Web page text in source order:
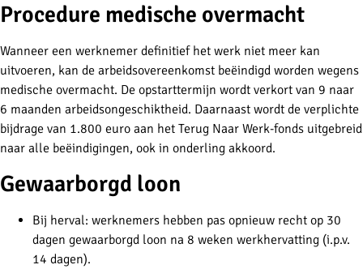
Procedure medische overmacht
Wanneer een werknemer definitief het werk niet meer kan
uitvoeren, kan de arbeidsovereenkomst beëindigd worden wegens
medische overmacht. De opstarttermijn wordt verkort van 9 naar
6 maanden arbeidsongeschiktheid. Daarnaast wordt de verplichte
bijdrage van 1.800 euro aan het Terug Naar Werk-fonds uitgebreid
naar alle beëindigingen, ook in onderling akkoord.
Gewaarborgd loon
Bij herval: werknemers hebben pas opnieuw recht op 30
dagen gewaarborgd loon na 8 weken werkhervatting (i.p.v.
14 dagen).